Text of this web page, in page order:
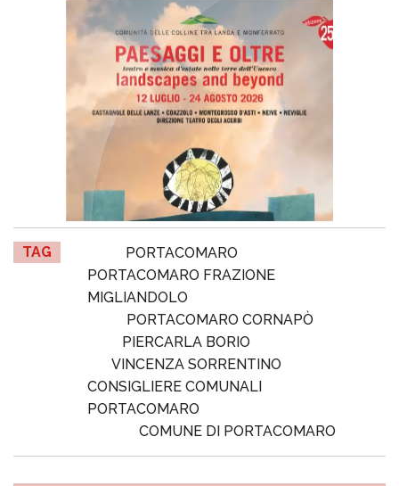
TAG
PORTACOMARO
PORTACOMARO FRAZIONE
MIGLIANDOLO
PORTACOMARO CORNAPÒ
PIERCARLA BORIO
VINCENZA SORRENTINO
CONSIGLIERE COMUNALI
PORTACOMARO
COMUNE DI PORTACOMARO